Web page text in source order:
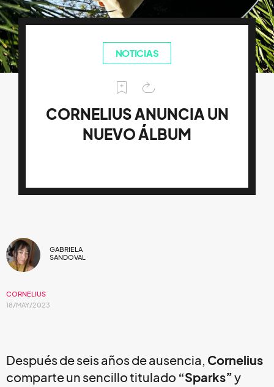
NOTICIAS
CORNELIUS ANUNCIA UN
NUEVO ÁLBUM
GABRIELA
SANDOVAL
CORNELIUS
18/MAY/2023
Después de seis años de ausencia, Cornelius
comparte un sencillo titulado “Sparks”y